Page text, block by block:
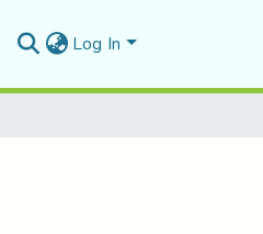
Log In